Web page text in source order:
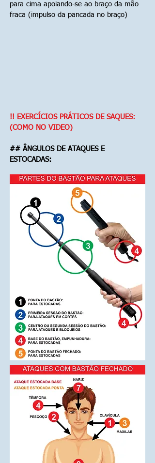
para cima apoiando-se ao braço da mão
fraca (impulso da pancada no braço)
!! EXERCÍCIOS PRÁTICOS DE SAQUES:
(COMO NO VIDEO)
## ÂNGULOS DE ATAQUES E
ESTOCADAS: